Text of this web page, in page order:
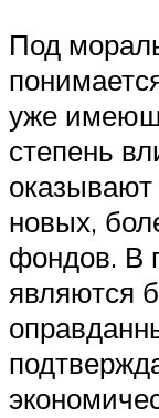
Под
уже
степень
оказывают
новых,
фондов. В
являются